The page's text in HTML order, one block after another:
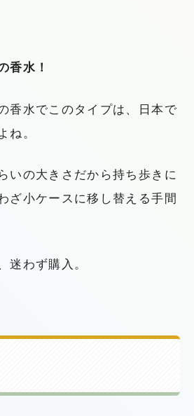
香水！
香水でこのタイプは、日本で
ね。
いの大きさだから持ち歩きに
ざ小ケースに移し替える手間
迷わず購入。